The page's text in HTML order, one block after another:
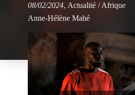
08/02/2024, Actualité /Afrique
Anne-Hélène Mahé